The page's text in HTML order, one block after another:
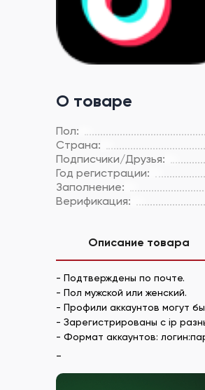
О товаре
Пол:
Страна:
Подписчики/Друзья:
Год регистрации:
Заполнение:
Верификация:
Описание товара
- Подтверждены по почте.
- Пол мужской или женский.
- Профили аккаунтов могут
- Зарегистрированы с ip
- Формат аккаунтов: